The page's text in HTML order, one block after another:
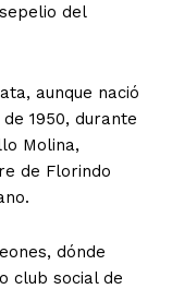
del
aunque nació
1950, durante
Molina,
de Florindo
dónde
club social de